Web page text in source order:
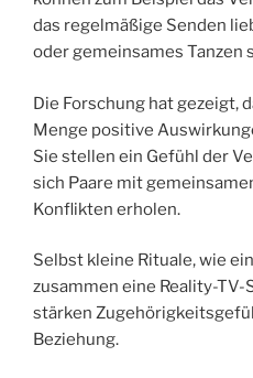
das regelmäßige Senden
oder gemeinsames Tanzen
Die Forschung hat gezeigt,
Menge positive
Sie stellen ein Gefühl der
sich Paare mit
Konflikten erholen.
Selbst kleine Rituale, wie
zusammen eine Reality-
stärken
Beziehung.